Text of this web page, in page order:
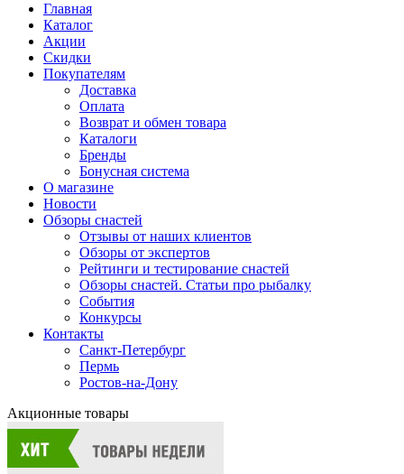
Главная
Каталог
Акции
Скидки
Покупателям
Доставка
Оплата
Возврат и обмен товара
Каталоги
Бренды
Бонусная система
О магазине
Новости
Обзоры снастей
Отзывы от наших клиентов
Обзоры от экспертов
Рейтинги и тестирование снастей
Обзоры снастей. Статьи про рыбалку
События
Конкурсы
Контакты
Санкт-Петербург
Пермь
Ростов-на-Дону
Акционные товары